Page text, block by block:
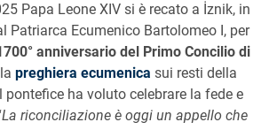
Papa Leone XIV si è recato a İznik, in
Patriarca Ecumenico Bartolomeo I, per
anniversario del Primo Concilio di
preghiera ecumenica sui resti della
ha voluto celebrare la fede e
La riconciliazione è oggi un appello che